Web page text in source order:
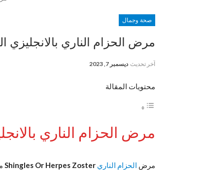
صحة وجمال
مرض الحزام الناري بالانجليزي الزونا
آخر تحديث ديسمبر 7, 2023
محتويات المقالة
مرض الحزام الناري
مرض الحزام الناري